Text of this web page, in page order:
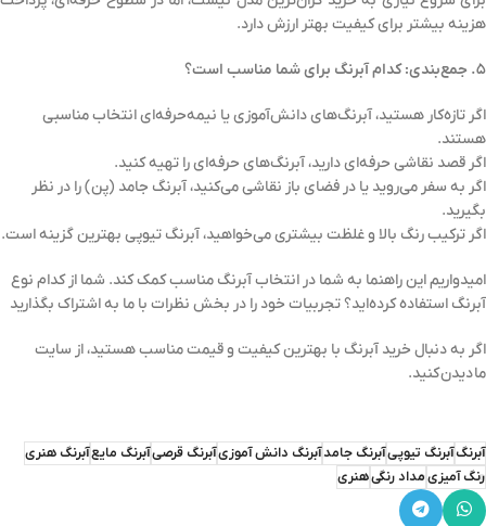
هزینه بیشتر برای کیفیت بهتر ارزش دارد.
۵. جمع‌بندی: کدام آبرنگ برای شما مناسب است؟
اگر تازه‌کار هستید، آبرنگ‌های دانش‌آموزی یا نیمه‌حرفه‌ای انتخاب مناسبی
هستند.
اگر قصد نقاشی حرفه‌ای دارید، آبرنگ‌های حرفه‌ای را تهیه کنید.
اگر به سفر می‌روید یا در فضای باز نقاشی می‌کنید، آبرنگ جامد (پن) را در نظر
بگیرید.
اگر ترکیب رنگ بالا و غلظت بیشتری می‌خواهید، آبرنگ تیوپی بهترین گزینه است.
امیدواریم این راهنما به شما در انتخاب آبرنگ مناسب کمک کند. شما از کدام نوع
آبرنگ استفاده کرده‌اید؟ تجربیات خود را در بخش نظرات با ما به اشتراک بگذارید
اگر به دنبال خرید آبرنگ با بهترین کیفیت و قیمت مناسب هستید، از سایت
ما دیدن کنید.
آبرنگآبرنگ تیوپیآبرنگ جامدآبرنگ دانش آموزیآبرنگ قرصیآبرنگ مایعآبرنگ هنری
رنگ آمیزیمداد رنگیهنری